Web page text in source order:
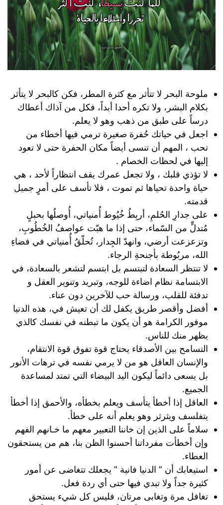
‏ملوحة البحر لا تتأثر مع كثرة المطر، فكن كالبحر لا يتأثر
بكلام البشر، ولا تكره أحدا أبداً، ‏فكل من آذاك أعطاك
درساً على طبق من ذهب وهو لا يعلم.
‏اجعل في حياتك حُفرة صغيرة ترمي فيها أخطاء من
تحب ، المهم أن تنسى أيضاً مكان الحفرة حتى لا تعود
إليها في لحظات الخصام .
لا تؤذي قلبك ، ولا تجعل عمرك يقف انتظاراً لأحد ، هي
حياة واحدة تحياها ثم تموت ، فلا تأسف على أمرٍ جميل
قدمته.
على جدارِ الحُلمِ، أربِطُ خُيُوط أُمنياتي، أُوصلُها بحبلٍ
مُتدلٍّ من السّماء، حتى إذا ما هبّت عواصفُ الخُطُوبِ،
وتزعزعت أرضي، وانهدّ الجِدار، تُحلّقُ أُمنياتي في فضاءِ
الله، مربُوطة بأجنحةِ الرجاء.
لا تنتظر السعادة لتبتسم بل ابتسم لتشعر بالسعادة، في
الابتسامة نظام اضاءة للوجه، وتبريد وتنوير العقل و
تدفئة للقلب، ورسالة حب للآخرين دون عناء.
أفضل وأقصر طريق يكفل لك أن تعيش في، هذه الدنيا
موفور الكرامة هو أن يكون ما تبطنه في نفسك كالذي
يظهر منك للناس.
التسامح بين الأصدقاء يحتاج قوة تفوق قوة الانتقام،
والإنسان العاقل هو من لا يرمي نفسه في ترهات الأنور
بل يسعى دائماً ليكون اليد البيضاء التي تمتد لمساعدة
الجميع.
العاقل إذا أخطأ يتأسف ويعلم بخطأه، والأحمق إذا أخطأ
يتفلسف ويثرثر وهو يعلم أنه على خطأ.
سلاماً على الذين إن خاننا التعبير معهم ما خـانهم الفهم
وإن أخطأت مفرداتنا أحسنوا الظن بنا، هم من يستحقون
العطاء.
استيعابك أن ” الدنيا فانية ” يجعلك تتغاضى عن أمور
كثيرة جداً ولا تبدي فيها حتى أي ردة فعل.
‏تغافل مرة وتغابى مرتان، فليس كل شيء يستحق